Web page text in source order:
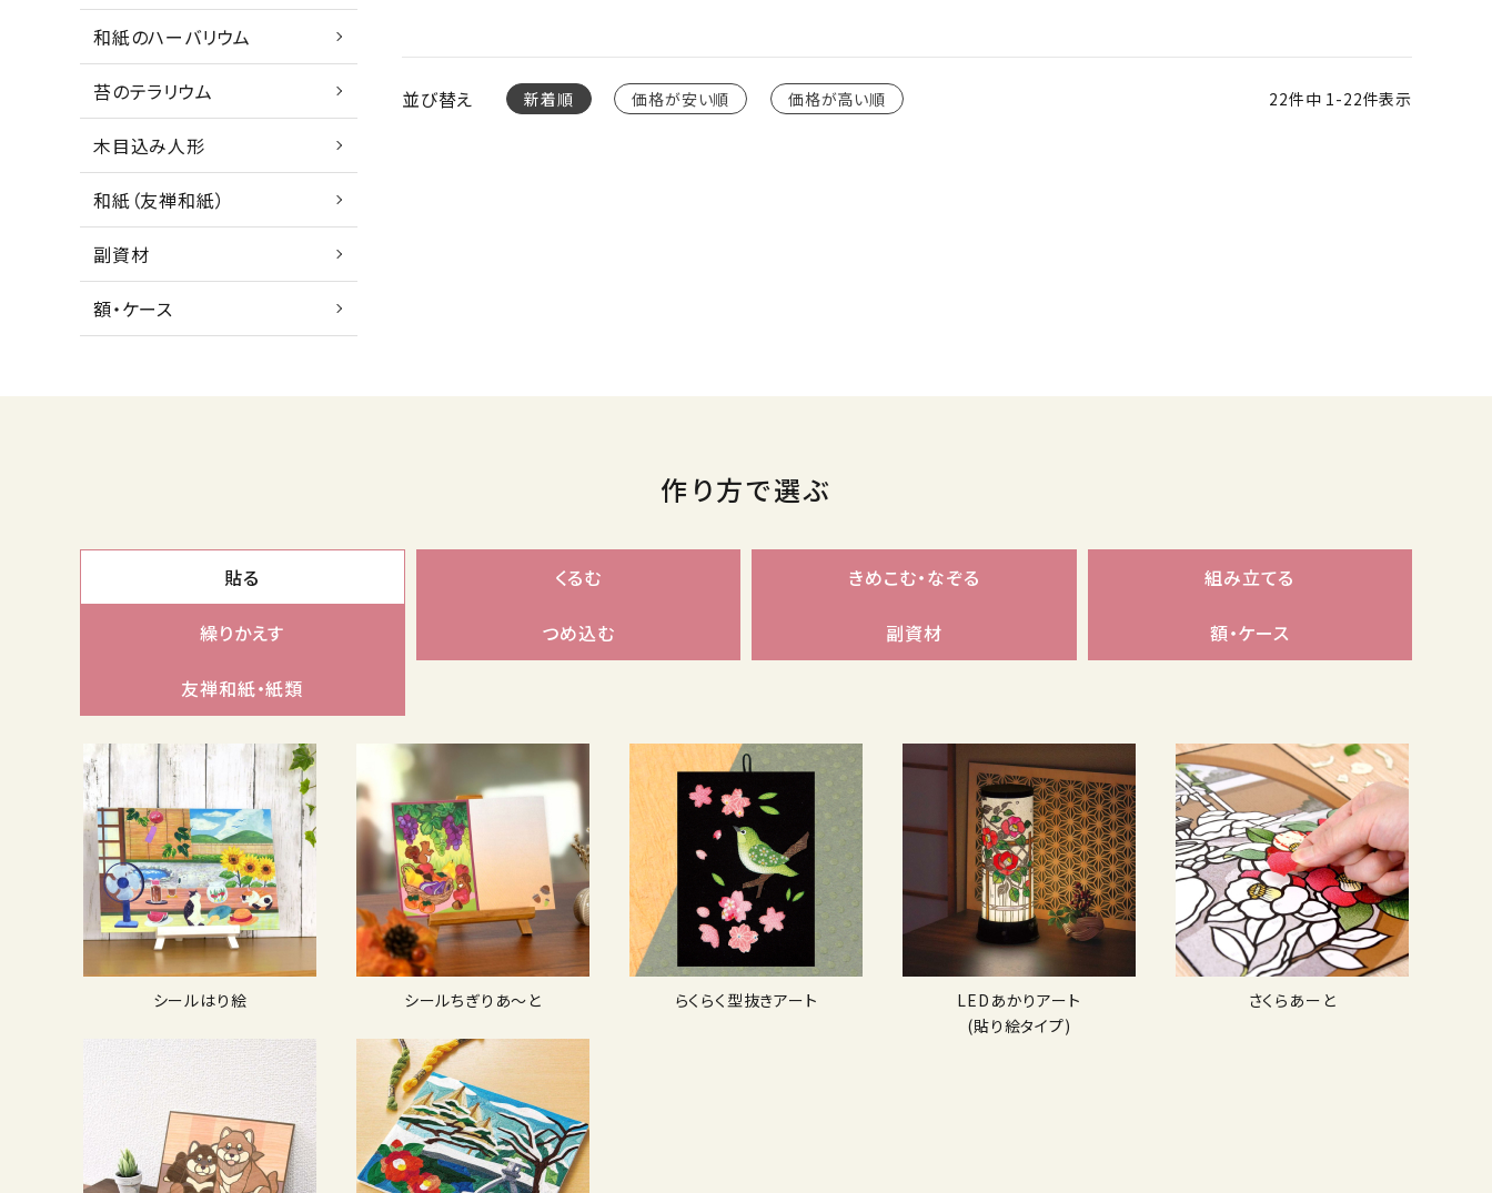
和紙のハーバリウム
苔のテラリウム
木目込み人形
和紙（友禅和紙）
副資材
額・ケース
並び替え 新着順 価格が安い順 価格が高い順 22件中 1-22件表示
作り方で選ぶ
貼る くるむ きめこむ・なぞる 組み立てる
繰りかえす つめ込む 副資材 額・ケース
友禅和紙・紙類
シールはり絵 シールちぎりあ〜と らくらく型抜きアート
LEDあかりアート
(貼り絵タイプ)
さくらあーと